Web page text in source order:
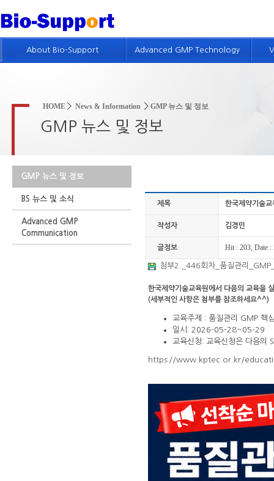
HOME News & Information GMP 뉴스 및 정보
GMP 뉴스 및 정보
GMP 뉴스 및 정보
BS 뉴스 및 소식
Advanced GMP
Communication
About Bio-Support
특허현황
회사위치
인재채용정보
Advanced GMP Technology
제목 한국제약기술
작성자 김경민
글정보 Hit : 203, Date :
첨부2._446회차_품질관리
한국제약기술교육원에서 다음의 교육을
(세부적인 사항은 첨부를 참조하세요^^)
교육주제 : 품질관리 GMP 핵
일시: 2026-05-28~05-29
교육신청: 교육신청은 다음의
https://www.kptec.or.kr/